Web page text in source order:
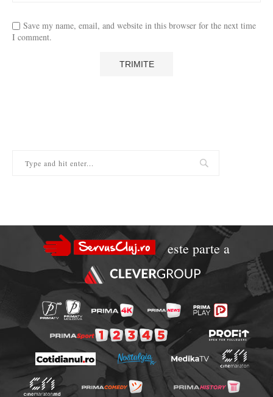
Save my name, email, and website in this browser for the next time
I comment.
este parte a